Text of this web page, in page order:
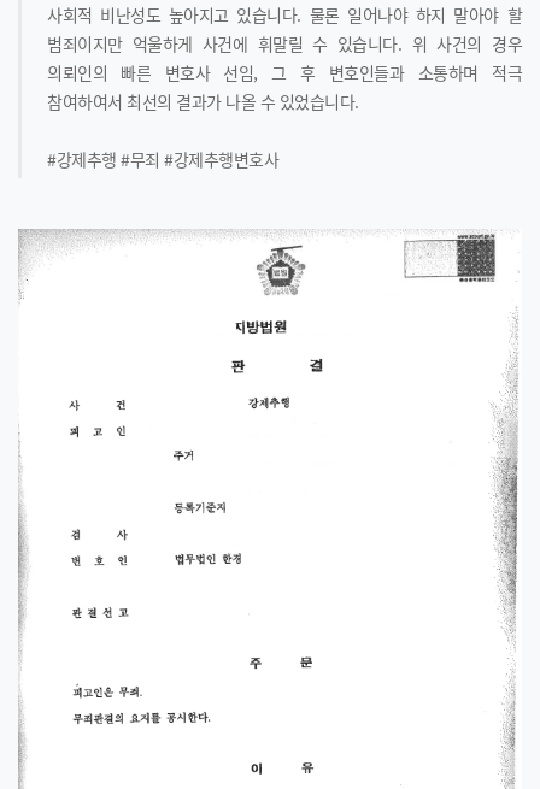
사회적 비난성도 높아지고 있습니다. 물론 일어나야 하지 말아야 할
범죄이지만 억울하게 사건에 휘말릴 수 있습니다. 위 사건의 경우
의뢰인의 빠른 변호사 선임, 그 후 변호인들과 소통하며 적극
참여하여서 최선의 결과가 나올 수 있었습니다.
#강제추행 #무죄 #강제추행변호사